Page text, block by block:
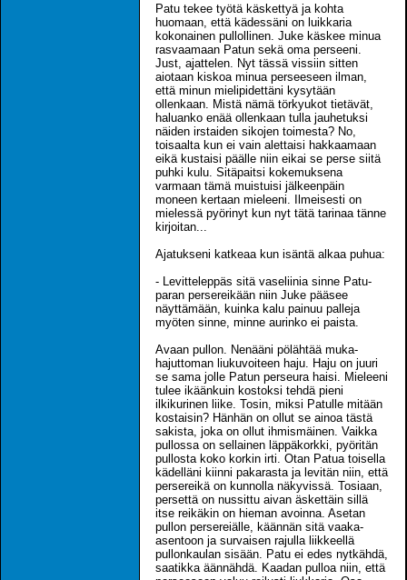
Patu tekee työtä käskettyä ja kohta
huomaan, että kädessäni on luikkaria
kokonainen pullollinen. Juke käskee minua
rasvaamaan Patun sekä oma perseeni.
Just, ajattelen. Nyt tässä vissiin sitten
aiotaan kiskoa minua perseeseen ilman,
että minun mielipidettäni kysytään
ollenkaan. Mistä nämä törkyukot tietävät,
haluanko enää ollenkaan tulla jauhetuksi
näiden irstaiden sikojen toimesta? No,
toisaalta kun ei vain alettaisi hakkaamaan
eikä kustaisi päälle niin eikai se perse siitä
puhki kulu. Sitäpaitsi kokemuksena
varmaan tämä muistuisi jälkeenpäin
moneen kertaan mieleeni. Ilmeisesti on
mielessä pyörinyt kun nyt tätä tarinaa tänne
kirjoitan...
Ajatukseni katkeaa kun isäntä alkaa puhua:
- Levitteleppäs sitä vaseliinia sinne Patu-
paran persereikään niin Juke pääsee
näyttämään, kuinka kalu painuu palleja
myöten sinne, minne aurinko ei paista.
Avaan pullon. Nenääni pölähtää muka-
hajuttoman liukuvoiteen haju. Haju on juuri
se sama jolle Patun perseura haisi. Mieleeni
tulee ikäänkuin kostoksi tehdä pieni
ilkikurinen liike. Tosin, miksi Patulle mitään
kostaisin? Hänhän on ollut se ainoa tästä
sakista, joka on ollut ihmismäinen. Vaikka
pullossa on sellainen läppäkorkki, pyöritän
pullosta koko korkin irti. Otan Patua toisella
kädelläni kiinni pakarasta ja levitän niin, että
persereikä on kunnolla näkyvissä. Tosiaan,
persettä on nussittu aivan äskettäin sillä
itse reikäkin on hieman avoinna. Asetan
pullon persereiälle, käännän sitä vaaka-
asentoon ja survaisen rajulla liikkeellä
pullonkaulan sisään. Patu ei edes nytkähdä,
saatikka äännähdä. Kaadan pulloa niin, että